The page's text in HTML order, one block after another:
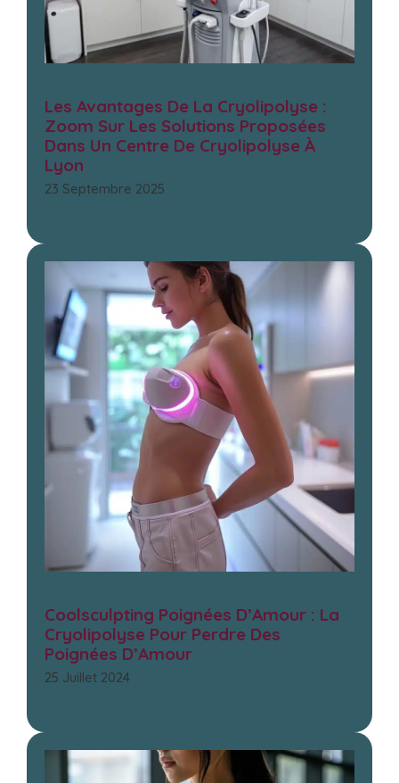
Les Avantages De La Cryolipolyse :
Zoom Sur Les Solutions Proposées
Dans Un Centre De Cryolipolyse À
Lyon
23 Septembre 2025
Coolsculpting Poignées D’Amour : La
Cryolipolyse Pour Perdre Des
Poignées D’Amour
25 Juillet 2024